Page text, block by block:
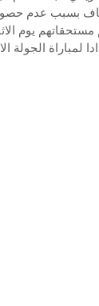
بسبب عدم
يوم
لمباراة